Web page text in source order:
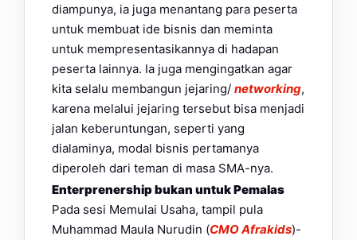
diampunya, ia juga menantang para peserta
untuk membuat ide bisnis dan meminta
untuk mempresentasikannya di hadapan
peserta lainnya. Ia juga mengingatkan agar
kita selalu membangun jejaring/ networking,
karena melalui jejaring tersebut bisa menjadi
jalan keberuntungan, seperti yang
dialaminya, modal bisnis pertamanya
diperoleh dari teman di masa SMA-nya.
Enterprenership bukan untuk Pemalas
Pada sesi Memulai Usaha, tampil pula
Muhammad Maula Nurudin (CMO Afrakids)-